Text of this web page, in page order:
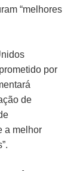
“melhores
por
de
a melhor